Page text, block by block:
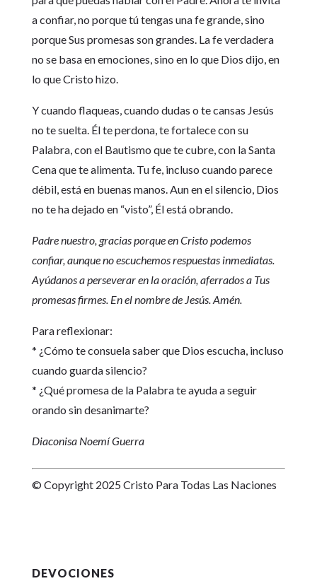
a confiar, no porque tú tengas una fe grande, sino
porque Sus promesas son grandes. La fe verdadera
no se basa en emociones, sino en lo que Dios dijo, en
lo que Cristo hizo.
Y cuando flaqueas, cuando dudas o te cansas Jesús
no te suelta. Él te perdona, te fortalece con su
Palabra, con el Bautismo que te cubre, con la Santa
Cena que te alimenta. Tu fe, incluso cuando parece
débil, está en buenas manos. Aun en el silencio, Dios
no te ha dejado en “visto”, Él está obrando.
Padre nuestro, gracias porque en Cristo podemos
confiar, aunque no escuchemos respuestas inmediatas.
Ayúdanos a perseverar en la oración, aferrados a Tus
promesas firmes. En el nombre de Jesús. Amén.
Para reflexionar:
* ¿Cómo te consuela saber que Dios escucha, incluso
cuando guarda silencio?
* ¿Qué promesa de la Palabra te ayuda a seguir
orando sin desanimarte?
Diaconisa Noemí Guerra
© Copyright 2025 Cristo Para Todas Las Naciones
DEVOCIONES